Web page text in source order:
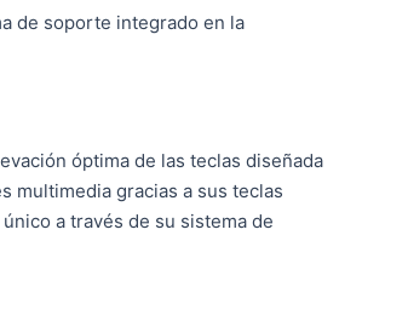
de soporte integrado en la
óptima de las teclas diseñada
multimedia gracias a sus teclas
a través de su sistema de